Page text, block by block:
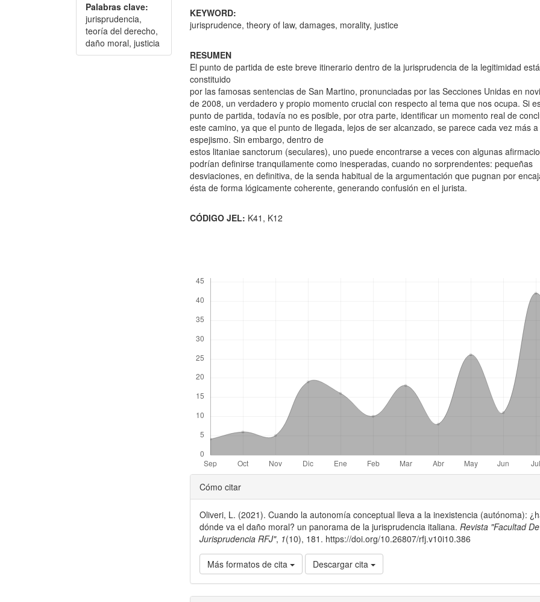
Palabras clave:
jurisprudencia,
teoría del derecho,
daño moral, justicia
KEYWORD:
jurisprudence, theory of law, damages, morality, justice
RESUMEN
El punto de partida de este breve itinerario dentro de la jurisprudencia de la legitimidad está
constituido
por las famosas sentencias de San Martino, pronunciadas por las Secciones Unidas en
de 2008, un verdadero y propio momento crucial con respecto al tema que nos ocupa. Si
punto de partida, todavía no es posible, por otra parte, identificar un momento real de
este camino, ya que el punto de llegada, lejos de ser alcanzado, se parece cada vez más
espejismo. Sin embargo, dentro de
estos litaniae sanctorum (seculares), uno puede encontrarse a veces con algunas
podrían definirse tranquilamente como inesperadas, cuando no sorprendentes: pequeñas
desviaciones, en definitiva, de la senda habitual de la argumentación que pugnan por
ésta de forma lógicamente coherente, generando confusión en el jurista.
CÓDIGO JEL: K41, K12
Detalles
del
artículo
Cómo citar
Oliveri, L. (2021). Cuando la autonomía conceptual lleva a la inexistencia (autónoma):
dónde va el daño moral? un panorama de la jurisprudencia italiana.Revista "Facultad De
Jurisprudencia RFJ", 1(10), 181. https://doi.org/10.26807/rfj.v10i10.386
Más formatos de cita Descargar cita